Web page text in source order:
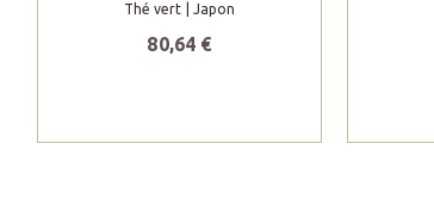
Thé vert | Japon
80,64 €